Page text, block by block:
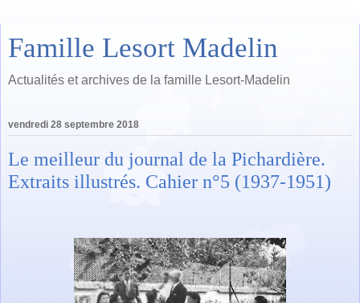
Famille Lesort Madelin
Actualités et archives de la famille Lesort-Madelin
vendredi 28 septembre 2018
Le meilleur du journal de la Pichardière.
Extraits illustrés. Cahier n°5 (1937-1951)